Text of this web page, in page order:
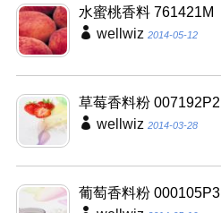
水蜜桃香料 761421M
wellwiz 2014-05-12
草莓香料粉 007192P2
wellwiz 2014-03-28
葡萄香料粉 000105P3